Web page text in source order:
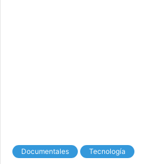
Documentales Tecnología